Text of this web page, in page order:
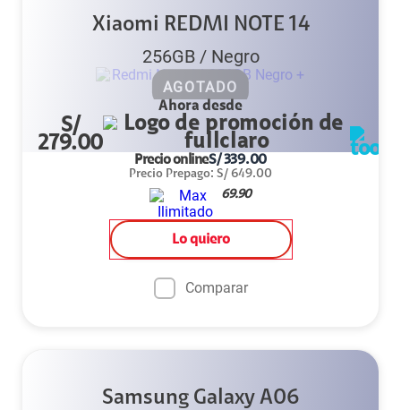
Xiaomi REDMI NOTE 14
256GB/ Negro
AGOTADO
Ahora desde
S/
279.00
Precio onlineS/339.00
Precio Prepago: S/ 649.00
69.90
Lo quiero
Comparar
Samsung Galaxy A06